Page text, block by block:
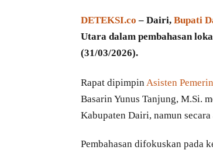
DETEKSI.co – Dairi, Bupati
Utara dalam pembahasan
(31/03/2026).
Rapat dipimpin Asisten
Basarin Yunus Tanjung, M.Si.
Kabupaten Dairi, namun
Pembahasan difokuskan pada